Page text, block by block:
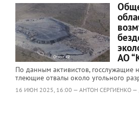
АО
По данным активистов, госслужащие
тлеющие отвалы около угольного
16 ИЮН 2025, 16:00 — АНТОН СЕРГИЕНКО —